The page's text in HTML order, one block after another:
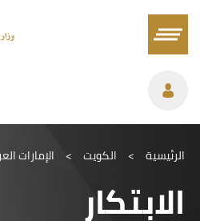
الرئيسية > الكويت > الإمارات
الابتكار